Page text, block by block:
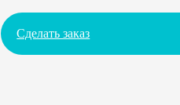
Сделать заказ